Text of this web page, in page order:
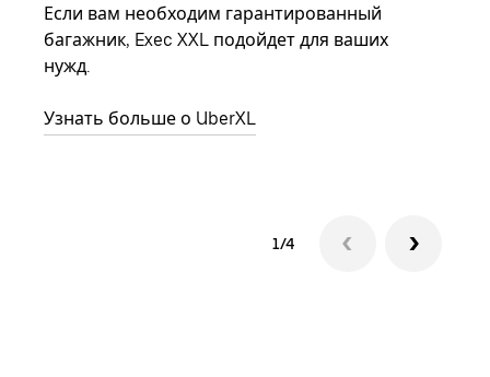
Если вам необходим гарантированный
багажник, Exec XXL подойдет для ваших
нужд.
Узнать больше о UberXL
1/4